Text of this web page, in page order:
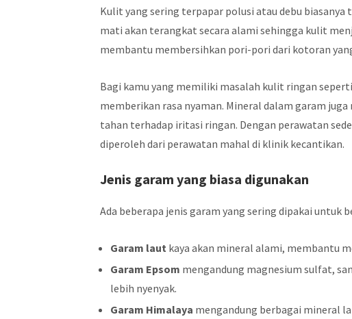
Kulit yang sering terpapar polusi atau debu
mati akan terangkat secara alami sehingga kulit
membantu membersihkan pori-pori dari kotoran
Bagi kamu yang memiliki masalah kulit ringan
memberikan rasa nyaman. Mineral dalam garam
tahan terhadap iritasi ringan. Dengan perawatan
diperoleh dari perawatan mahal di klinik kecantikan.
Jenis garam yang biasa digunakan
Ada beberapa jenis garam yang sering dipakai untuk
Garam laut kaya akan mineral alami, membantu
Garam Epsom mengandung magnesium sulfat,
lebih nyenyak.
Garam Himalaya mengandung berbagai mineral